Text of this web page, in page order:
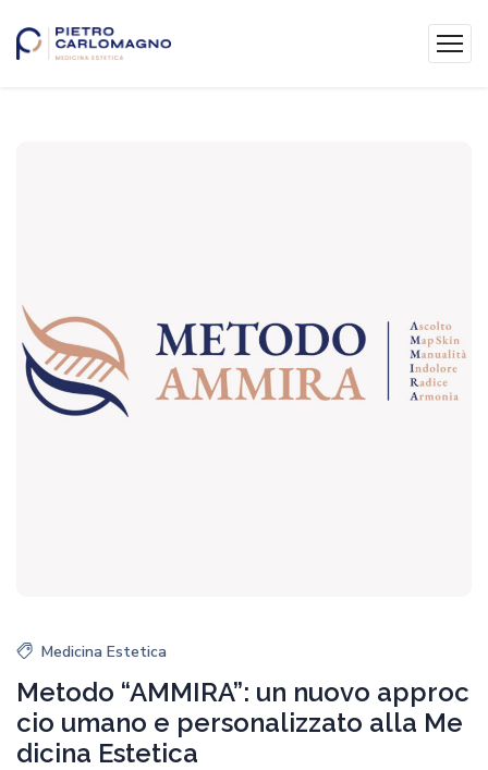
Medicina Estetica
Metodo “AMMIRA”: un nuovo approc
cio umano e personalizzato alla Me
dicina Estetica